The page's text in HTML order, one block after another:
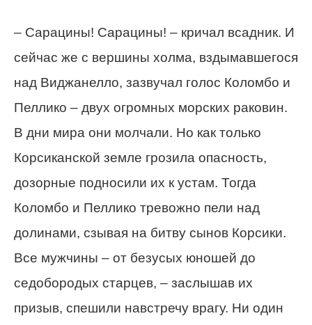
– Сарацины! Сарацины! – кричал всадник. И
сейчас же с вершины холма, вздымавшегося
над Виджанелло, зазвучал голос Коломбо и
Пеллико – двух огромных морских раковин.
В дни мира они молчали. Но как только
Корсиканской земле грозила опасность,
дозорные подносили их к устам. Тогда
Коломбо и Пеллико тревожно пели над
долинами, сзывая на битву сынов Корсики.
Все мужчины – от безусых юношей до
седобородых старцев, – заслышав их
призыв, спешили навстречу врагу. Ни один